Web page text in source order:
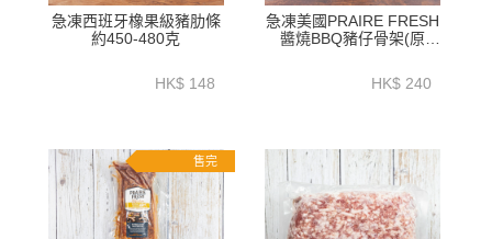
急凍西班牙橡果級豬肋條
約450-480克
HK$ 148
急凍美國PRAIRE FRESH
醬燒BBQ豬仔骨架(原
HK$ 240
售完